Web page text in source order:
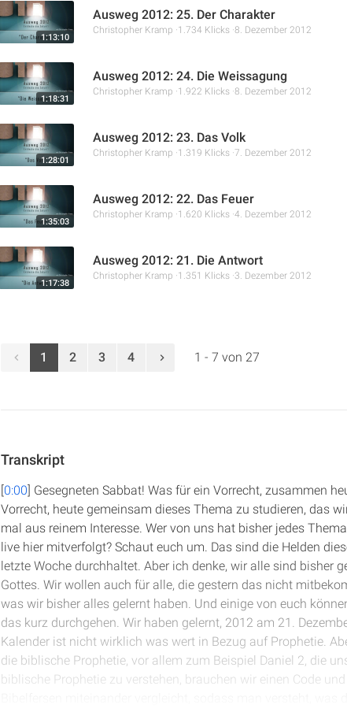
1:13:10
Ausweg 2012: 25. Der Charakter
Christopher Kramp 1.734 Klicks 8. Dezember 2012
1:18:31
Ausweg 2012: 24. Die Weissagung
Christopher Kramp 1.922 Klicks 8. Dezember 2012
1:28:01
Ausweg 2012: 23. Das Volk
Christopher Kramp 1.319 Klicks 7. Dezember 2012
1:35:03
Ausweg 2012: 22. Das Feuer
Christopher Kramp 1.620 Klicks 4. Dezember 2012
1:17:38
Ausweg 2012: 21. Die Antwort
Christopher Kramp 1.351 Klicks 3. Dezember 2012
1 2 3 4 1 - 7 von 27
Transkript
[0:00] Gesegneten Sabbat! Was für ein Vorrecht, zusammen
Vorrecht, heute gemeinsam dieses Thema zu studieren, das
mal aus reinem Interesse. Wer von uns hat bisher jedes
live hier mitverfolgt? Schaut euch um. Das sind die Helden
letzte Woche durchhaltet. Aber ich denke, wir alle sind bisher
Gottes. Wir wollen auch für alle, die gestern das nicht
was wir bisher alles gelernt haben. Und einige von euch
das kurz durchgehen. Wir haben gelernt, 2012 am 21.
Kalender ist nicht wirklich was wert in Bezug auf Prophetie.
die biblische Prophetie, vor allem zum Beispiel Daniel 2, die
biblische Prophetie zu verstehen, brauchen wir einen Code